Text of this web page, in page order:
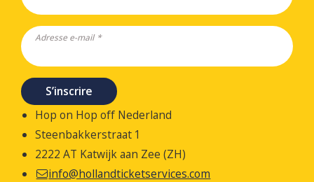
Adresse e-mail *
S’inscrire
Hop on Hop off Nederland
Steenbakkerstraat 1
2222 AT Katwijk aan Zee (ZH)
info@hollandticketservices.com